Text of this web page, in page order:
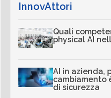
InnovAttori
Quali
physical AI
AI in azienda,
cambiamento
di sicurezza